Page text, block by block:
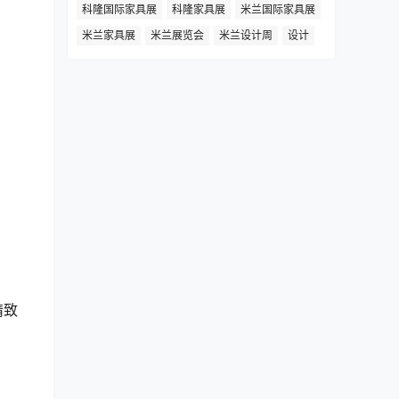
致
科隆国际家具展 科隆家具展
米兰国际家具展
米兰家具展
米兰展览会 米兰设计周 设计